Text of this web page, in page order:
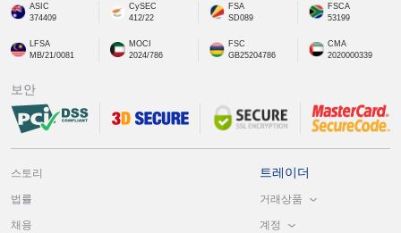
ASIC
374409
CySEC
412/22
FSA
SD089
FSCA
53199
LFSA
MB/21/0081
MOCI
2024/786
FSC
GB25204786
CMA
2020000339
보안
스토리
법률
채용
트레이더
거래상품
계정